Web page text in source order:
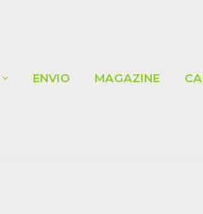
ENVIO MAGAZINE